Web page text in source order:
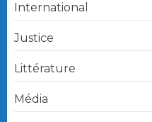
International
Justice
Littérature
Média